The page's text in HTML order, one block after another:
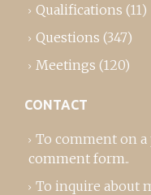
Qualifications (11)
Questions (347)
Meetings (120)
CONTACT
To comment on a
comment form..
To inquire about